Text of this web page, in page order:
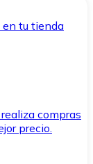
tu tienda
compras
precio.